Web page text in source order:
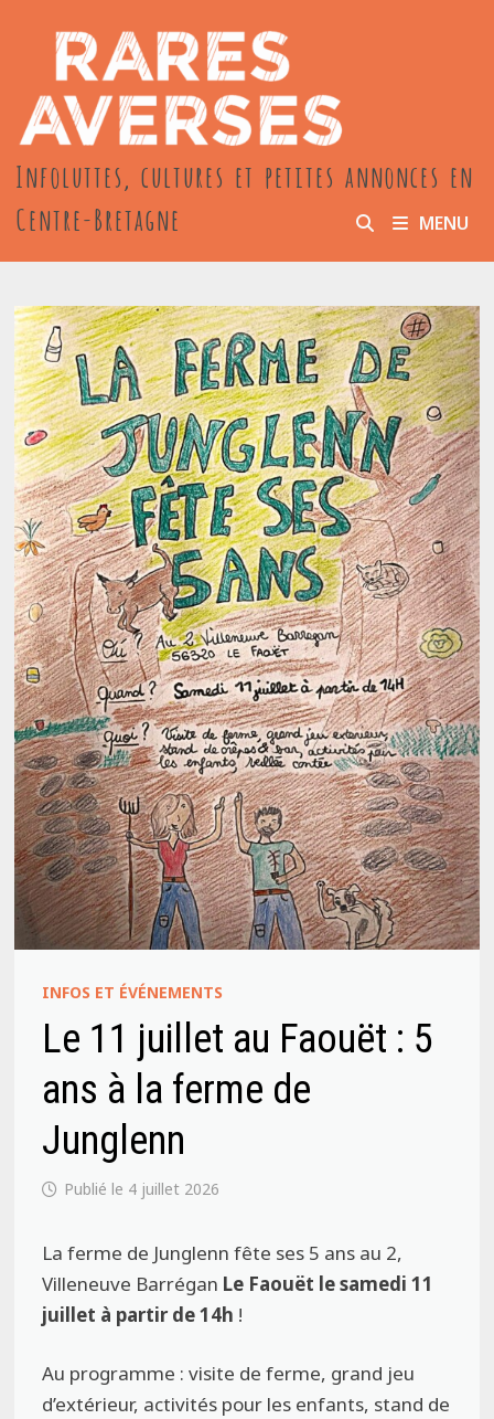
contenu
Infoluttes, cultures et petites annonces en
Centre-Bretagne
MENU
INFOS ET ÉVÉNEMENTS
Le 11 juillet au Faouët : 5
ans à la ferme de
Junglenn
4 juillet 2026
La ferme de Junglenn fête ses 5 ans au 2,
Villeneuve Barrégan Le Faouët le samedi 11
juillet à partir de 14h !
Au programme : visite de ferme, grand jeu
d’extérieur, activités pour les enfants, stand de